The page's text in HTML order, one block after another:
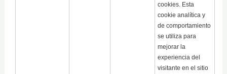
cookies. Esta
cookie analítica y
de comportamiento
se utiliza para
mejorar la
experiencia del
visitante en el sitio